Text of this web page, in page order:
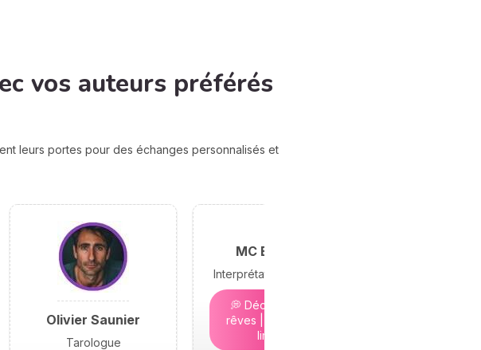
vos auteurs préférés
leurs portes pour des échanges personnalisés et
Olivier Saunier
Tarologue
MC Bramond
Interprétation des rêves
💭 Décryptez vos
rêves | 5€ - Places
limitées